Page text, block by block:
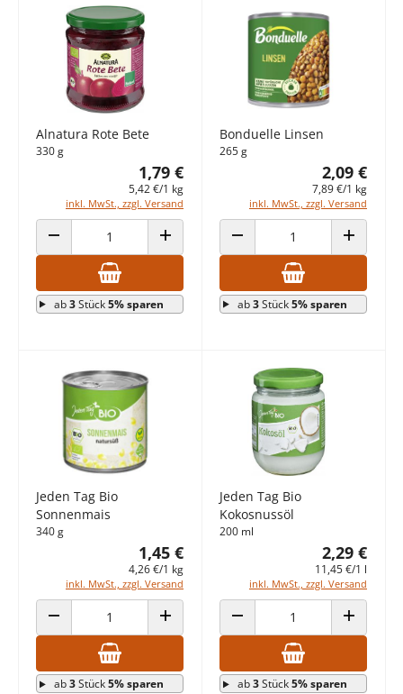
Alnatura Rote Bete
330 g
1,79 €
5,42 €/1 kg
inkl. MwSt., zzgl. Versand
ANZAHL VERRINGERN ANZAHL ERHÖHEN
ab3Stück5% sparen
Bonduelle Linsen
265 g
2,09 €
7,89 €/1 kg
inkl. MwSt., zzgl. Versand
ANZAHL VERRINGERN ANZAHL
ab3Stück5% sparen
Jeden Tag Bio
Sonnenmais
340 g
1,45 €
4,26 €/1 kg
inkl. MwSt., zzgl. Versand
ANZAHL VERRINGERN ANZAHL ERHÖHEN
ab3Stück5% sparen
Jeden Tag Bio
Kokosnussöl
200 ml
2,29 €
11,45 €/1 l
inkl. MwSt., zzgl. Versand
ANZAHL VERRINGERN ANZAHL
ab3Stück5% sparen